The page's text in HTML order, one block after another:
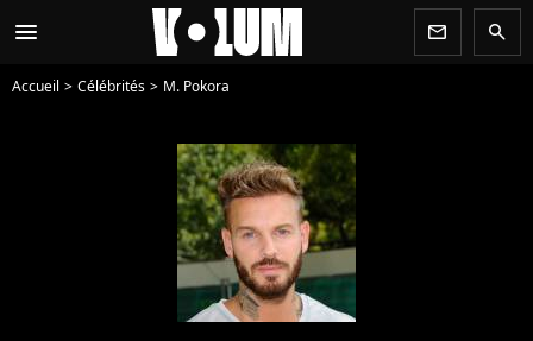
menu newsletter search
Accueil Célébrités M. Pokora